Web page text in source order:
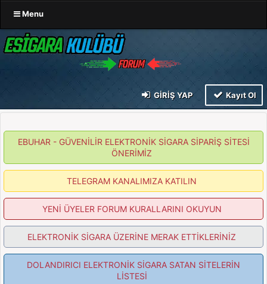
Menu
GIRIŞ YAP Kayıt Ol
EBUHAR - GÜVENİLİR ELEKTRONİK SİGARA SİPARİŞ SİTESİ
ÖNERİMİZ
TELEGRAM KANALIMIZA KATILIN
YENİ ÜYELER FORUM KURALLARINI OKUYUN
ELEKTRONİK SİGARA ÜZERİNE MERAK ETTİKLERİNİZ
DOLANDIRICI ELEKTRONİK SİGARA SATAN SİTELERİN
LİSTESİ